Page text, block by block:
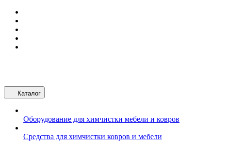
Каталог
Оборудование для химчистки мебели и ковров
Средства для химчистки ковров и мебели